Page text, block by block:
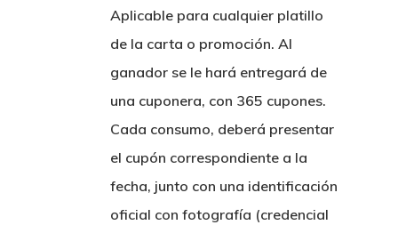
Aplicable para cualquier platillo
de la carta o promoción. Al
ganador se le hará entregará de
una cuponera, con 365 cupones.
Cada consumo, deberá presentar
el cupón correspondiente a la
fecha, junto con una identificación
oficial con fotografía (credencial
Inicio
Sucursales